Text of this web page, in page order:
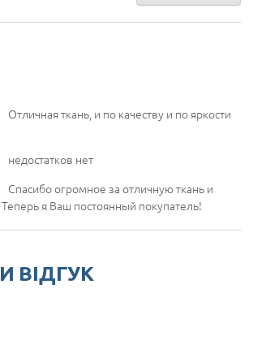
Отличная ткань, и по качеству и по яркости
недостатков нет
Спасибо огромное за отличную ткань и
я Ваш постоянный покупатель!
ВІДГУК